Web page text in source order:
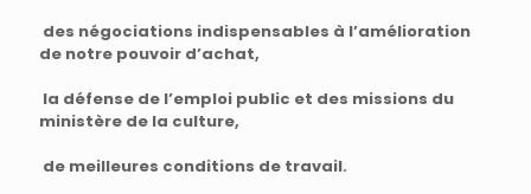
des négociations indispensables à l’amélioration
de notre pouvoir d’achat,
la défense de l’emploi public et des missions du
ministère de la culture,
de meilleures conditions de travail.